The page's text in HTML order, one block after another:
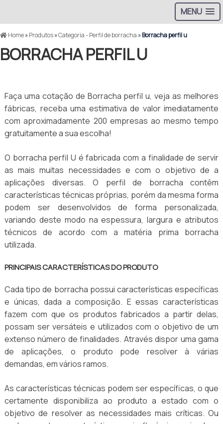
MENU
Home»Produtos»Categoria - Perfil de borracha »Borracha perfil u
BORRACHA PERFIL U
Faça uma cotação de Borracha perfil u, veja as melhores
fábricas, receba uma estimativa de valor imediatamente
com aproximadamente 200 empresas ao mesmo tempo
gratuitamente a sua escolha!
O borracha perfil U é fabricada com a finalidade de servir
as mais muitas necessidades e com o objetivo de a
aplicações diversas. O perfil de borracha contêm
características técnicas próprias, porém da mesma forma
podem ser desenvolvidos de forma personalizada,
variando deste modo na espessura, largura e atributos
técnicos de acordo com a matéria prima borracha
utilizada.
PRINCIPAIS CARACTERÍSTICAS DO PRODUTO
Cada tipo de borracha possui características específicas
e únicas, dada a composição. E essas características
fazem com que os produtos fabricados a partir delas,
possam ser versáteis e utilizados com o objetivo de um
extenso número de finalidades. Através dispor uma gama
de aplicações, o produto pode resolver à várias
demandas, em vários ramos.
As características técnicas podem ser específicas, o que
certamente disponibiliza ao produto a estado com o
objetivo de resolver as necessidades mais críticas. Ou